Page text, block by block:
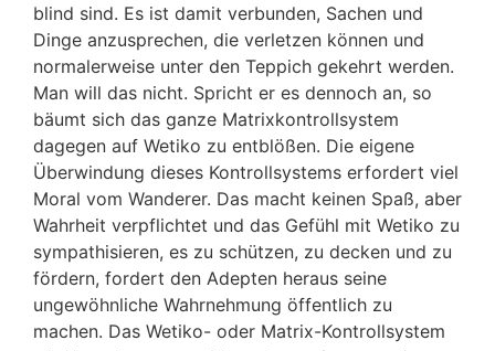
blind sind. Es ist damit verbunden, Sachen und
Dinge anzusprechen, die verletzen können und
normalerweise unter den Teppich gekehrt werden.
Man will das nicht. Spricht er es dennoch an, so
bäumt sich das ganze Matrixkontrollsystem
dagegen auf Wetiko zu entblößen. Die eigene
Überwindung dieses Kontrollsystems erfordert viel
Moral vom Wanderer. Das macht keinen Spaß, aber
Wahrheit verpflichtet und das Gefühl mit Wetiko zu
sympathisieren, es zu schützen, zu decken und zu
fördern, fordert den Adepten heraus seine
ungewöhnliche Wahrnehmung öffentlich zu
machen. Das Wetiko- oder Matrix-Kontrollsystem